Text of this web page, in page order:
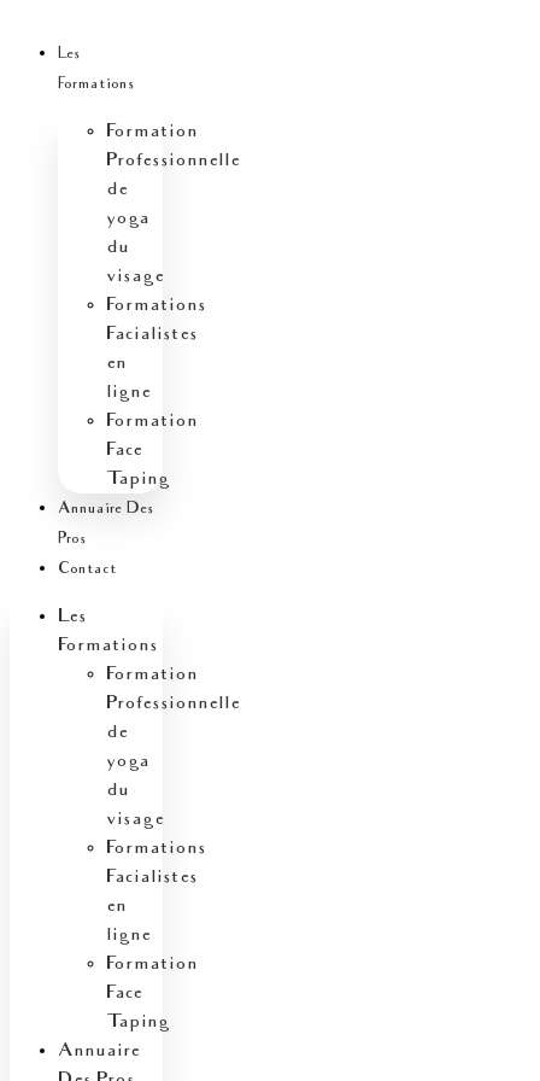
Les
Formations
Formation
Professionnelle
de
yoga
du
visage
Formations
Facialistes
en
ligne
Formation
Face
Taping
Annuaire Des
Pros
Contact
Les
Formations
Formation
Professionnelle
de
yoga
du
visage
Formations
Facialistes
en
ligne
Formation
Face
Taping
Annuaire